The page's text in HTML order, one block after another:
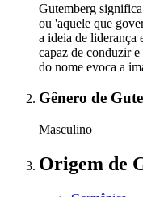
Gutemberg
ou 'aquele que
a ideia de liderança
capaz de conduzir
do nome evoca a
Gênero de
Masculino
Origem de